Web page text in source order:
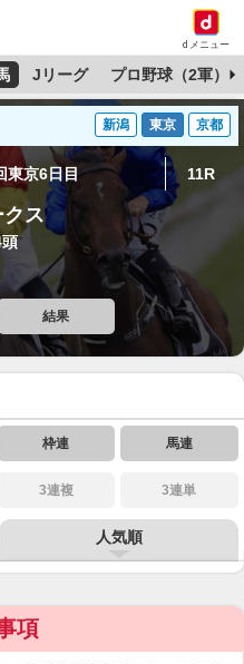
dメニュー
Jリーグ プロ野球（2軍）
新潟 東京 京都
東京6日目 11R
ス
結果
枠連 馬連
3連複 3連単
人気順
項